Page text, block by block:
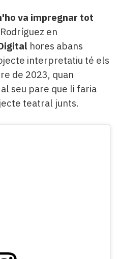
va impregnar tot
en
hores abans
interpretatiu té els
de 2023, quan
seu pare que li faria
teatral junts.